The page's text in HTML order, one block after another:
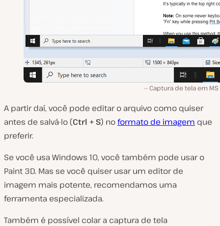
Captura de tela em MS
A partir daí, você pode editar o arquivo como quiser
antes de salvá-lo (Ctrl + S) noformato de imagem que
preferir.
Se você usa Windows 10, você também pode usar o
Paint 3D. Mas se você quiser usar um editor de
imagem mais potente, recomendamos uma
ferramenta especializada.
Também é possível colar a captura de tela